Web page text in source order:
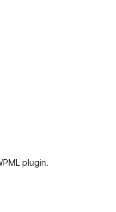
plugin.